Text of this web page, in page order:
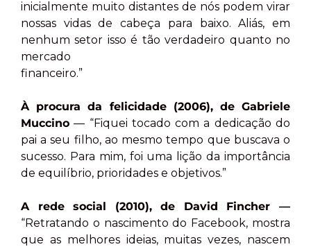
inicialmente muito distantes de nós podem virar
nossas vidas de cabeça para baixo. Aliás, em
nenhum setor isso é tão verdadeiro quanto no
mercado
financeiro.”
À procura da felicidade (2006), de Gabriele
Muccino — “Fiquei tocado com a dedicação do
pai a seu filho, ao mesmo tempo que buscava o
sucesso. Para mim, foi uma lição da importância
de equilíbrio, prioridades e objetivos.”
A rede social (2010), de David Fincher —
“Retratando o nascimento do Facebook, mostra
que as melhores ideias, muitas vezes, nascem